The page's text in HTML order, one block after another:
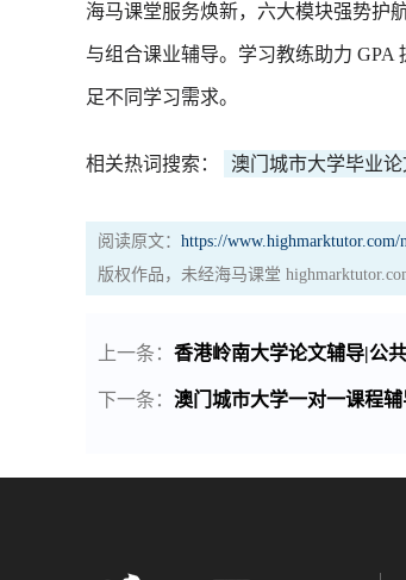
海马课堂服务焕新，六大模块强势护
与组合课业辅导。学习教练助力
足不同学习需求。
相关热词搜索： 澳门城市大学毕业论
阅读原文： https://www.highmarktutor.com/
版权作品，未经海马课堂
上一条： 香港岭南大学论文辅导|公
下一条： 澳门城市大学一对一课程辅